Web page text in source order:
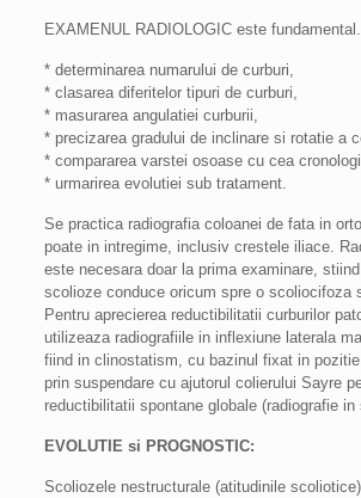
EXAMENUL RADIOLOGIC este
* determinarea numarului de curburi,
* clasarea diferitelor tipuri de curburi,
* masurarea angulatiei curburii,
* precizarea gradului de inclinare si rotatie a
* compararea varstei osoase cu cea
* urmarirea evolutiei sub tratament.
Se practica radiografia coloanei de fata in
poate in intregime, inclusiv crestele iliace.
este necesara doar la prima examinare,
scolioze conduce oricum spre o scoliocifoza
Pentru aprecierea reductibilitatii curburilor
utilizeaza radiografiile in inflexiune laterala
fiind in clinostatism, cu bazinul fixat in
prin suspendare cu ajutorul colierului Sayre
reductibilitatii spontane globale (radiografie in
EVOLUTIE si PROGNOSTIC:
Scoliozele nestructurale (atitudinile